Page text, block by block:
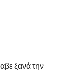
ξανά την